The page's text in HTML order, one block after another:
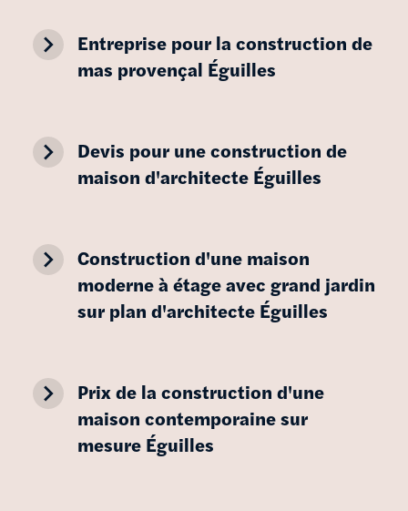
navigate_next Entreprise pour la construction de
mas provençal Éguilles
navigate_next Devis pour une construction de
maison d'architecte Éguilles
navigate_next Construction d'une maison
moderne à étage avec grand jardin
sur plan d'architecte Éguilles
navigate_next Prix de la construction d'une
maison contemporaine sur
mesure Éguilles